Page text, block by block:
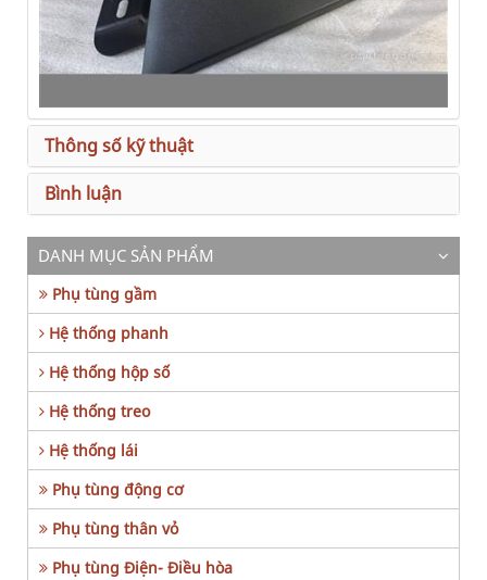
Thông số kỹ thuật
Bình luận
DANH MỤC SẢN PHẨM
Phụ tùng gầm
Hệ thống phanh
Hệ thống hộp số
Hệ thống treo
Hệ thống lái
Phụ tùng động cơ
Phụ tùng thân vỏ
Phụ tùng Điện- Điều hòa